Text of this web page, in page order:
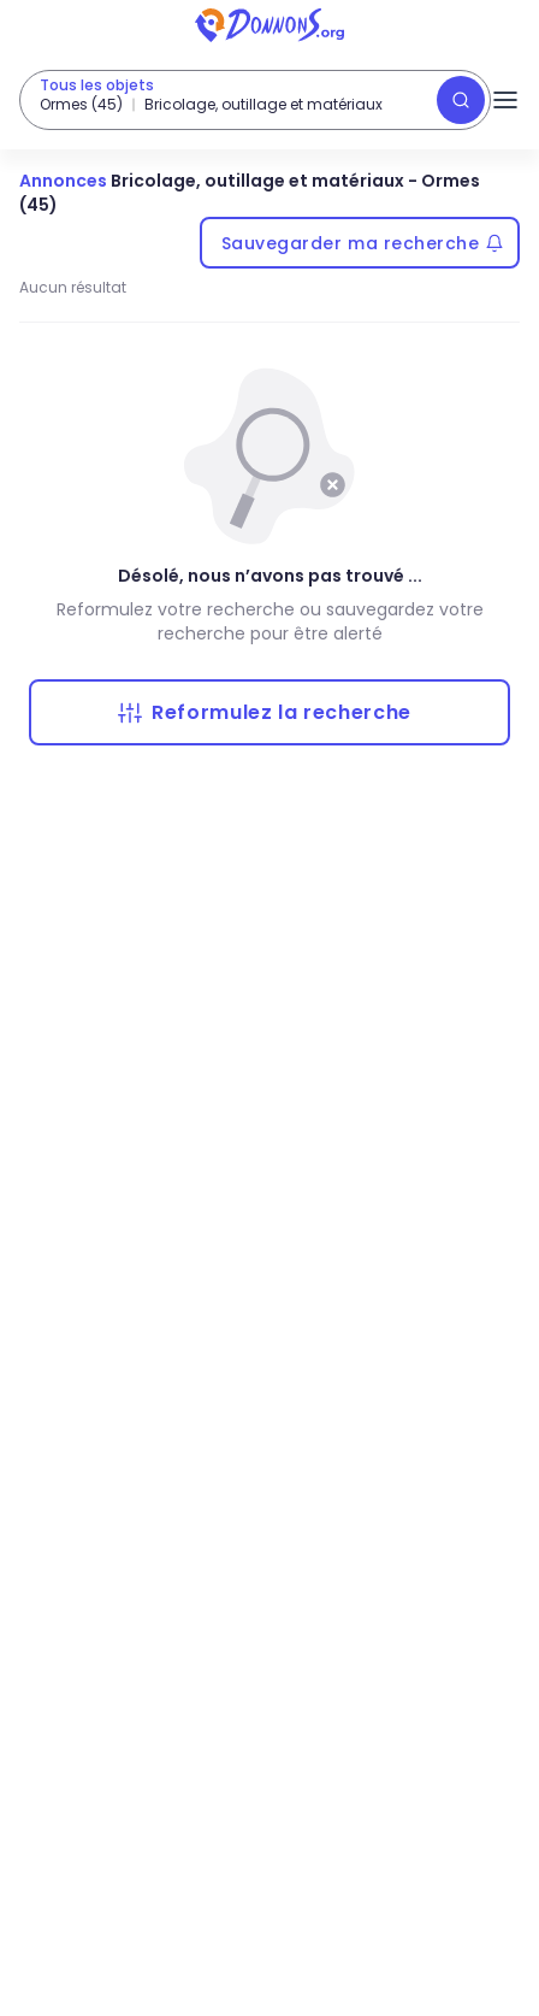
Tous les objets
Ormes (45)
Bricolage, outillage et matériaux
Annonces Bricolage, outillage et matériaux - Ormes
(45)
Sauvegarder ma recherche
Aucun résultat
Désolé, nous n’avons pas trouvé ...
Reformulez votre recherche ou sauvegardez votre
recherche pour être alerté
Reformulez la recherche